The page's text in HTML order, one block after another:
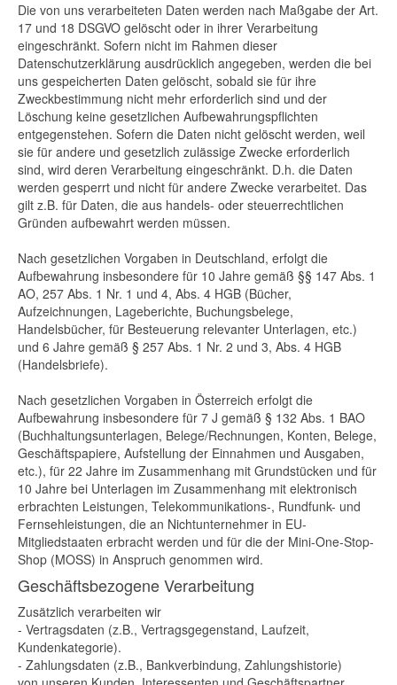
Die von uns verarbeiteten Daten werden nach Maßgabe der Art.
17 und 18 DSGVO gelöscht oder in ihrer Verarbeitung
eingeschränkt. Sofern nicht im Rahmen dieser
Datenschutzerklärung ausdrücklich angegeben, werden die bei
uns gespeicherten Daten gelöscht, sobald sie für ihre
Zweckbestimmung nicht mehr erforderlich sind und der
Löschung keine gesetzlichen Aufbewahrungspflichten
entgegenstehen. Sofern die Daten nicht gelöscht werden, weil
sie für andere und gesetzlich zulässige Zwecke erforderlich
sind, wird deren Verarbeitung eingeschränkt. D.h. die Daten
werden gesperrt und nicht für andere Zwecke verarbeitet. Das
gilt z.B. für Daten, die aus handels- oder steuerrechtlichen
Gründen aufbewahrt werden müssen.
Nach gesetzlichen Vorgaben in Deutschland, erfolgt die
Aufbewahrung insbesondere für 10 Jahre gemäß §§ 147 Abs. 1
AO, 257 Abs. 1 Nr. 1 und 4, Abs. 4 HGB (Bücher,
Aufzeichnungen, Lageberichte, Buchungsbelege,
Handelsbücher, für Besteuerung relevanter Unterlagen, etc.)
und 6 Jahre gemäß § 257 Abs. 1 Nr. 2 und 3, Abs. 4 HGB
(Handelsbriefe).
Nach gesetzlichen Vorgaben in Österreich erfolgt die
Aufbewahrung insbesondere für 7 J gemäß § 132 Abs. 1 BAO
(Buchhaltungsunterlagen, Belege/Rechnungen, Konten, Belege,
Geschäftspapiere, Aufstellung der Einnahmen und Ausgaben,
etc.), für 22 Jahre im Zusammenhang mit Grundstücken und für
10 Jahre bei Unterlagen im Zusammenhang mit elektronisch
erbrachten Leistungen, Telekommunikations-, Rundfunk- und
Fernsehleistungen, die an Nichtunternehmer in EU-
Mitgliedstaaten erbracht werden und für die der Mini-One-Stop-
Shop (MOSS) in Anspruch genommen wird.
Geschäftsbezogene Verarbeitung
Zusätzlich verarbeiten wir
- Vertragsdaten (z.B., Vertragsgegenstand, Laufzeit,
Kundenkategorie).
- Zahlungsdaten (z.B., Bankverbindung, Zahlungshistorie)